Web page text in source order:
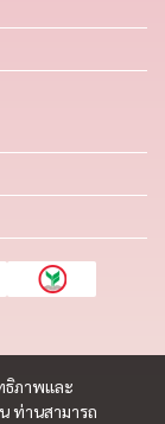
ธิภาพและ
ท่านสามารถ